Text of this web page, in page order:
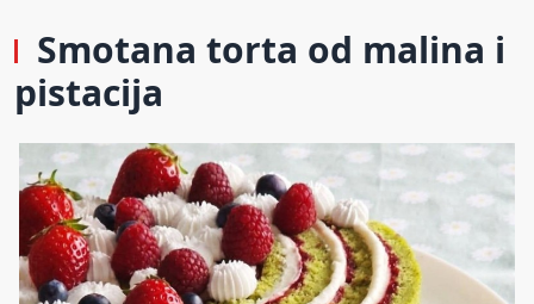
Smotana torta od malina i
pistacija